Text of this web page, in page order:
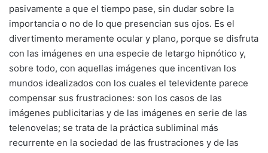
pasivamente a que el tiempo pase, sin dudar sobre la
importancia o no de lo que presencian sus ojos. Es el
divertimento meramente ocular y plano, porque se disfruta
con las imágenes en una especie de letargo hipnótico y,
sobre todo, con aquellas imágenes que incentivan los
mundos idealizados con los cuales el televidente parece
compensar sus frustraciones: son los casos de las
imágenes publicitarias y de las imágenes en serie de las
telenovelas; se trata de la práctica subliminal más
recurrente en la sociedad de las frustraciones y de las